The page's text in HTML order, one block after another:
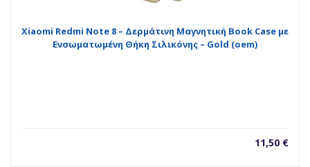
Xiaomi Redmi Note 8 – Δερμάτινη Μαγνητική Book Case με
Ενσωματωμένη Θήκη Σιλικόνης – Gold (oem)
11,50 €